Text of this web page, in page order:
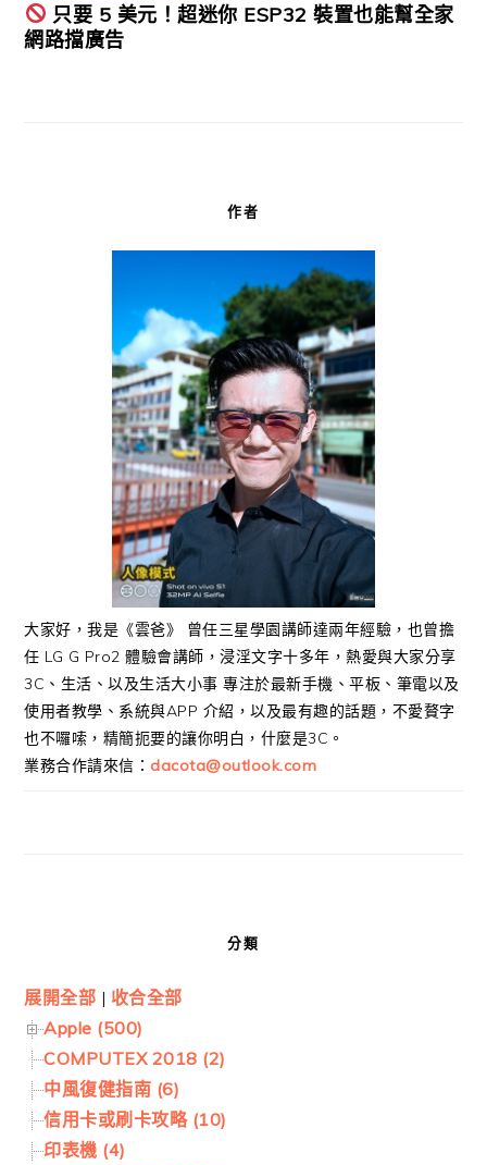
只要 5 美元！超迷你 ESP32 裝置也能幫全家
網路擋廣告
作者
大家好，我是《雲爸》 曾任三星學園講師達兩年經驗，也曾擔
任 LG G Pro2 體驗會講師，浸淫文字十多年，熱愛與大家分享
3C、生活、以及生活大小事 專注於最新手機、平板、筆電以及
使用者教學、系統與APP 介紹，以及最有趣的話題，不愛贅字
也不囉嗦，精簡扼要的讓你明白，什麼是3C。
業務合作請來信： dacota@outlook.com
分類
展開全部 | 收合全部
Apple (500)
COMPUTEX 2018 (2)
中風復健指南 (6)
信用卡或刷卡攻略 (10)
印表機 (4)